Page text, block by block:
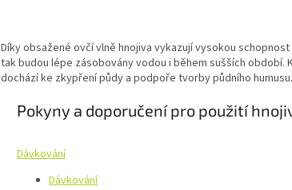
Díky obsažené ovčí vlně hnojiva vykazují vysokou
tak budou lépe zásobovány vodou i během sušších období.
dochází ke zkypření půdy a podpoře tvorby půdního humusu.
Pokyny a doporučení pro použití
Dávkování
Dávkování